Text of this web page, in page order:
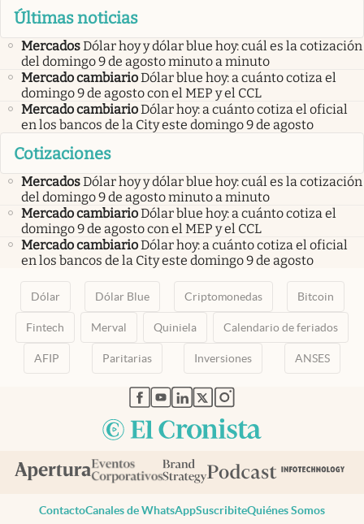
Últimas noticias
MercadosDólar hoy y dólar blue hoy: cuál es la cotización
del domingo 9 de agosto minuto a minuto
Mercado cambiarioDólar blue hoy: a cuánto cotiza el
domingo 9 de agosto con el MEP y el CCL
Mercado cambiarioDólar hoy: a cuánto cotiza el oficial
en los bancos de la City este domingo 9 de agosto
Cotizaciones
MercadosDólar hoy y dólar blue hoy: cuál es la cotización
del domingo 9 de agosto minuto a minuto
Mercado cambiarioDólar blue hoy: a cuánto cotiza el
domingo 9 de agosto con el MEP y el CCL
Mercado cambiarioDólar hoy: a cuánto cotiza el oficial
en los bancos de la City este domingo 9 de agosto
Dólar Dólar Blue Criptomonedas Bitcoin
Fintech Merval Quiniela Calendario de feriados
AFIP Paritarias Inversiones ANSES
abre en nueva pestaña
abre en nueva pestaña
abre en nueva pestaña
abre en nueva pestaña
abre en nueva pestaña
ContactoCanales de WhatsAppSuscribiteQuiénes Somos